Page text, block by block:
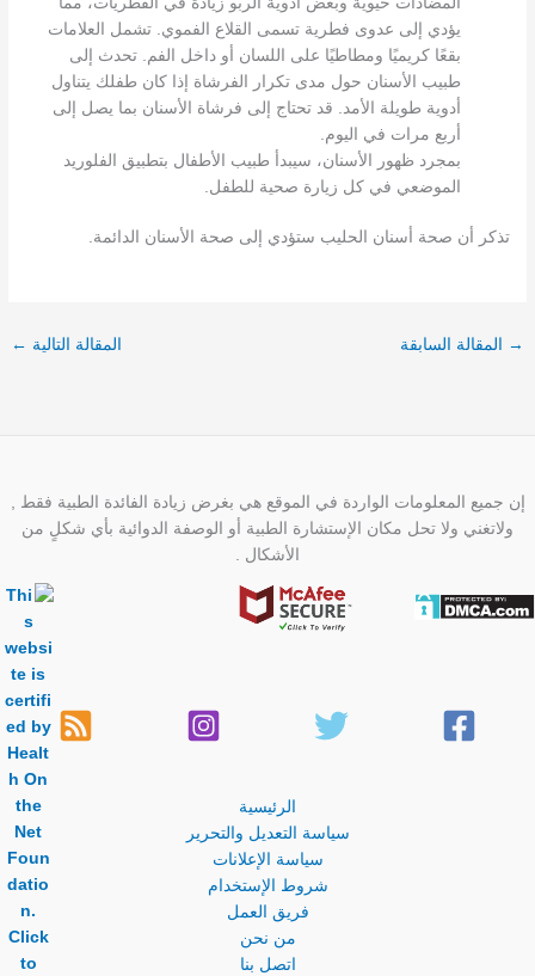
يؤدي إلى عدوى فطرية تسمى القلاع الفموي. تشمل العلامات
بقعًا كريميًا ومطاطيًا على اللسان أو داخل الفم. تحدث إلى
طبيب الأسنان حول مدى تكرار الفرشاة إذا كان طفلك يتناول
أدوية طويلة الأمد. قد تحتاج إلى فرشاة الأسنان بما يصل إلى
أربع مرات في اليوم.
بمجرد ظهور الأسنان، سيبدأ طبيب الأطفال بتطبيق الفلوريد
الموضعي في كل زيارة صحية للطفل.
تذكر أن صحة أسنان الحليب ستؤدي إلى صحة الأسنان الدائمة.
→ المقالة السابقة المقالة التالية ←
إن جميع المعلومات الواردة في الموقع هي بغرض زيادة الفائدة الطبية فقط ,
ولاتغني ولا تحل مكان الإستشارة الطبية أو الوصفة الدوائية بأي شكلٍ من
الأشكال .
الرئيسية
سياسة التعديل والتحرير
سياسة الإعلانات
شروط الإستخدام
فريق العمل
من نحن
اتصل بنا